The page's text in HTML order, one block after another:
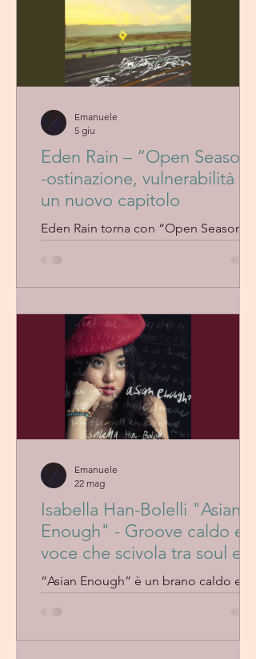
Eden Rain – “Open Season”
-ostinazione, vulnerabilità e
un nuovo capitolo
Eden Rain torna con “Open Season”,
autosabotaggio. Voce calda,
uno dei migliori indie-pop del
momento.
Emanuele
5 giu
Isabella Han-Bolelli "Asian
Enough" - Groove caldo e
voce che scivola tra soul e
intimità
“Asian Enough” è un brano caldo e
Tra soul e pop contemporaneo, la sua
Emanuele
22 mag